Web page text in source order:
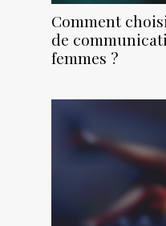
Comment
de
femmes ?